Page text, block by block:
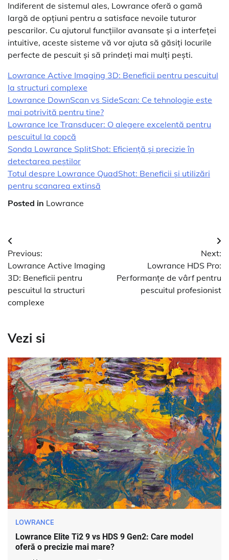
Indiferent de sistemul ales, Lowrance oferă o gamă
largă de opțiuni pentru a satisface nevoile tuturor
pescarilor. Cu ajutorul funcțiilor avansate și a interfeței
intuitive, aceste sisteme vă vor ajuta să găsiți locurile
perfecte de pescuit și să prindeți mai mulți pești.
Lowrance Active Imaging 3D: Beneficii pentru pescuitul
la structuri complexe
Lowrance DownScan vs SideScan: Ce tehnologie este
mai potrivită pentru tine?
Lowrance Ice Transducer: O alegere excelentă pentru
pescuitul la copcă
Sonda Lowrance SplitShot: Eficiență și precizie în
detectarea peștilor
Totul despre Lowrance QuadShot: Beneficii și utilizări
pentru scanarea extinsă
Posted in Lowrance
Navigare
în
articole
Previous:
Lowrance Active Imaging
3D: Beneficii pentru
pescuitul la structuri
complexe
Next:
Lowrance HDS Pro:
Performanțe de vârf pentru
pescuitul profesionist
Vezi si
LOWRANCE
Lowrance Elite Ti2 9 vs HDS 9 Gen2: Care model
oferă o precizie mai mare?